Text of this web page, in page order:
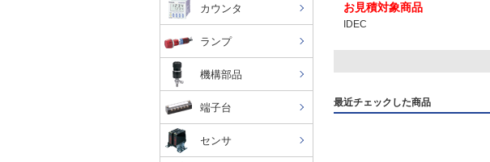
お見積対象商品
IDEC
最近チェックした商品
カウンタ
ランプ
機構部品
端子台
センサ